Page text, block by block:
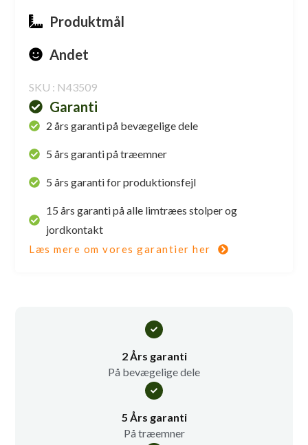
Produktmål
Andet
SKU : N43509
Garanti
2 års garanti på bevægelige dele
5 års garanti på træemner
5 års garanti for produktionsfejl
15 års garanti på alle limtræes stolper og
jordkontakt
Læs mere om vores garantier her
2 Års garanti
På bevægelige dele
5 Års garanti
På træemner